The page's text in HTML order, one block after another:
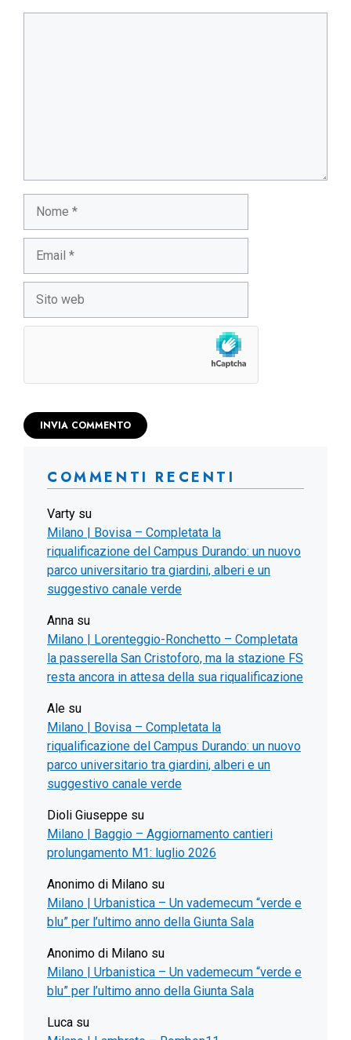
web
COMMENTI RECENTI
Varty su
Milano | Bovisa – Completata la
riqualificazione del Campus Durando: un nuovo
parco universitario tra giardini, alberi e un
suggestivo canale verde
Anna su
Milano | Lorenteggio-Ronchetto – Completata
la passerella San Cristoforo, ma la stazione FS
resta ancora in attesa della sua riqualificazione
Ale su
Milano | Bovisa – Completata la
riqualificazione del Campus Durando: un nuovo
parco universitario tra giardini, alberi e un
suggestivo canale verde
Dioli Giuseppe su
Milano | Baggio – Aggiornamento cantieri
prolungamento M1: luglio 2026
Anonimo di Milano su
Milano | Urbanistica – Un vademecum “verde e
blu” per l’ultimo anno della Giunta Sala
Anonimo di Milano su
Milano | Urbanistica – Un vademecum “verde e
blu” per l’ultimo anno della Giunta Sala
Luca su